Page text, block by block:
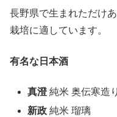
長野県で生まれただけ
栽培に適しています。
有名な日本酒
真澄純米 奥伝寒造り
新政 純米 瑠璃